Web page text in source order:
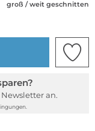
groß / weit geschnitten
an.